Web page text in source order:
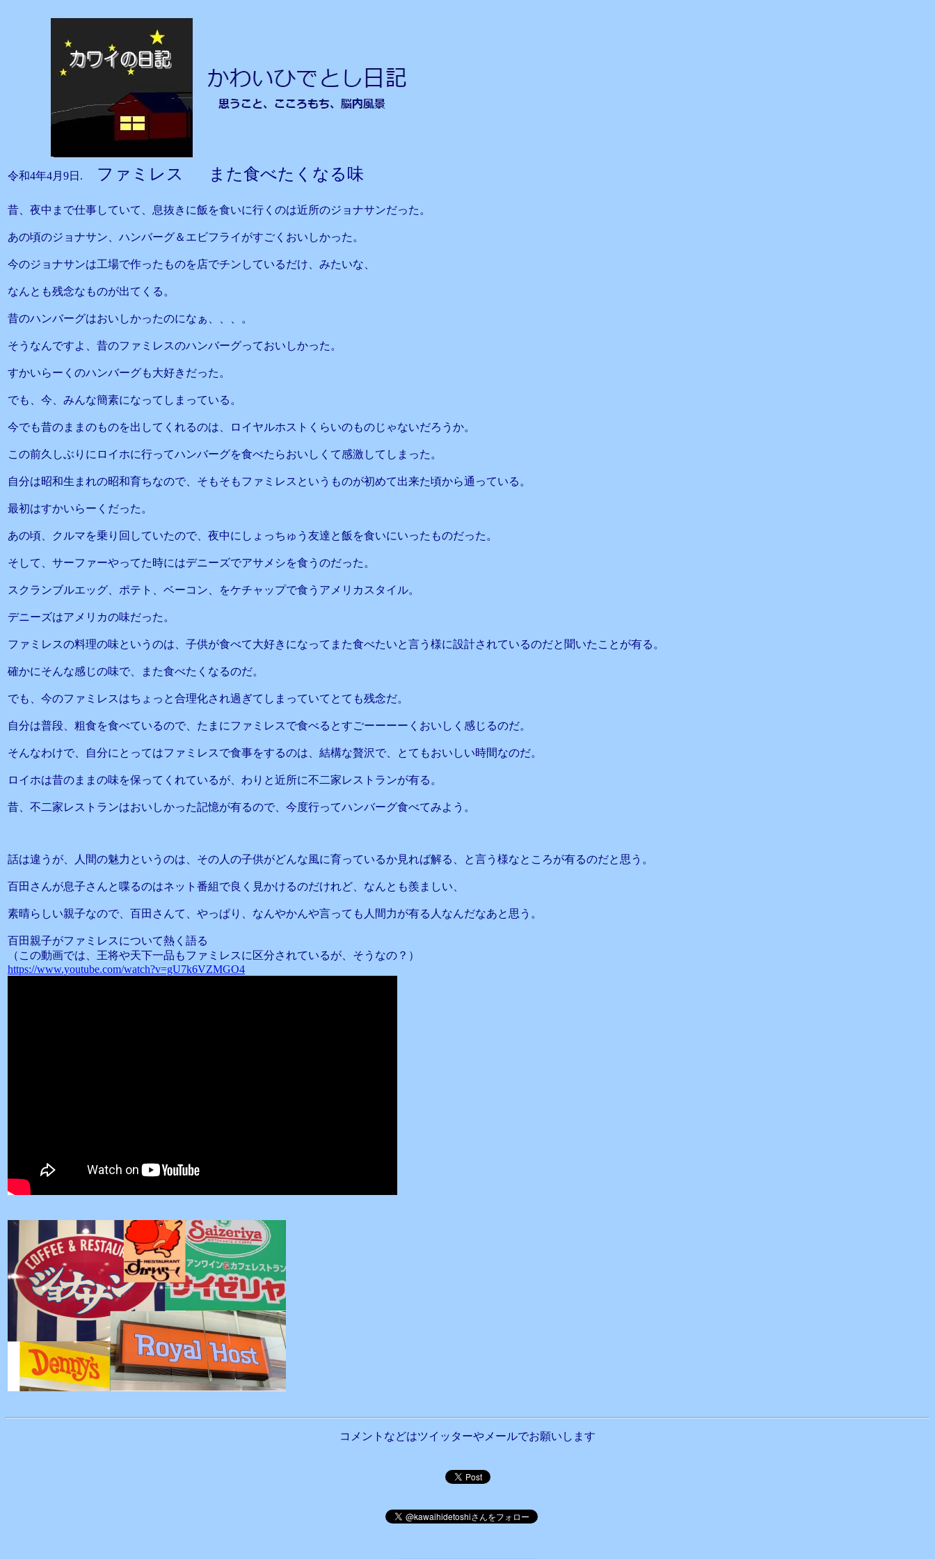
令和4年4月9日. ファミレス また食べたくなる味
昔、夜中まで仕事していて、息抜きに飯を食いに行くのは近所のジョナサンだった。
あの頃のジョナサン、ハンバーグ＆エビフライがすごくおいしかった。
今のジョナサンは工場で作ったものを店でチンしているだけ、みたいな、
なんとも残念なものが出てくる。
昔のハンバーグはおいしかったのになぁ、、、。
そうなんですよ、昔のファミレスのハンバーグっておいしかった。
すかいらーくのハンバーグも大好きだった。
でも、今、みんな簡素になってしまっている。
今でも昔のままのものを出してくれるのは、ロイヤルホストくらいのものじゃないだろうか。
この前久しぶりにロイホに行ってハンバーグを食べたらおいしくて感激してしまった。
自分は昭和生まれの昭和育ちなので、そもそもファミレスというものが初めて出来た頃から通っている。
最初はすかいらーくだった。
あの頃、クルマを乗り回していたので、夜中にしょっちゅう友達と飯を食いにいったものだった。
そして、サーファーやってた時にはデニーズでアサメシを食うのだった。
スクランブルエッグ、ポテト、ベーコン、をケチャップで食うアメリカスタイル。
デニーズはアメリカの味だった。
ファミレスの料理の味というのは、子供が食べて大好きになってまた食べたいと言う様に設計されているのだと聞いたことが有る。
確かにそんな感じの味で、また食べたくなるのだ。
でも、今のファミレスはちょっと合理化され過ぎてしまっていてとても残念だ。
自分は普段、粗食を食べているので、たまにファミレスで食べるとすごーーーーくおいしく感じるのだ。
そんなわけで、自分にとってはファミレスで食事をするのは、結構な贅沢で、とてもおいしい時間なのだ。
ロイホは昔のままの味を保ってくれているが、わりと近所に不二家レストランが有る。
昔、不二家レストランはおいしかった記憶が有るので、今度行ってハンバーグ食べてみよう。
話は違うが、人間の魅力というのは、その人の子供がどんな風に育っているか見れば解る、と言う様なところが有るのだと思う。
百田さんが息子さんと喋るのはネット番組で良く見かけるのだけれど、なんとも羨ましい、
素晴らしい親子なので、百田さんて、やっぱり、なんやかんや言っても人間力が有る人なんだなあと思う。
百田親子がファミレスについて熱く語る
（この動画では、王将や天下一品もファミレスに区分されているが、そうなの？）
https://www.youtube.com/watch?v=gU7k6VZMGO4
コメントなどはツイッターやメールでお願いします